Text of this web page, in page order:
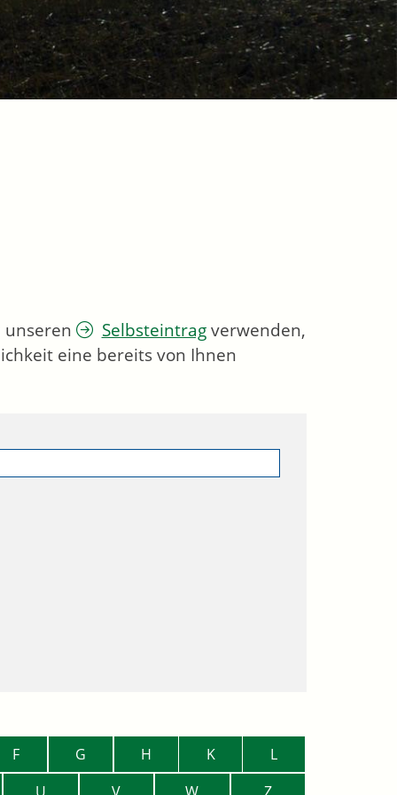
unseren Selbsteintragverwenden,
eine bereits von Ihnen
F G H K
L